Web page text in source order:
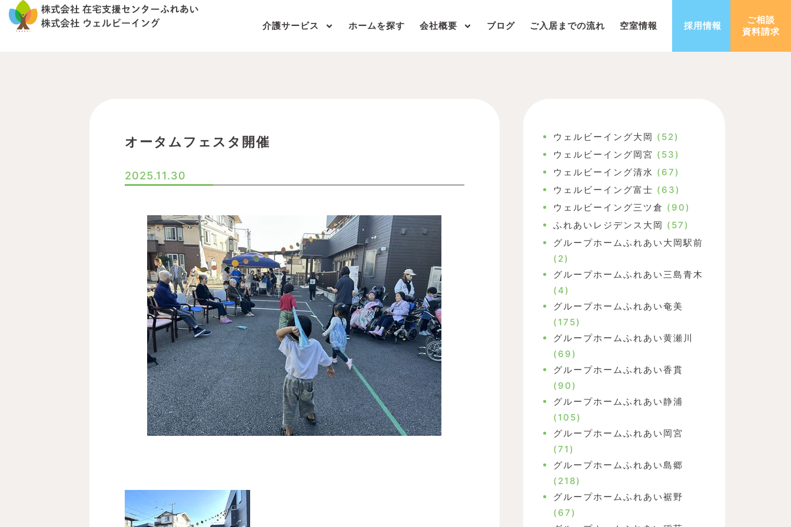
内
介護サービス ホームを探す 会社概要 ブログ ご入居までの流れ 空室情報 採用情報
ご相談
資料請求
オータムフェスタ開催
2025.11.30
ウェルビーイング大岡 (52)
ウェルビーイング岡宮 (53)
ウェルビーイング清水 (67)
ウェルビーイング富士 (63)
ウェルビーイング三ツ倉 (90)
ふれあいレジデンス大岡 (57)
グループホームふれあい大岡駅前
(2)
グループホームふれあい三島青木
(4)
グループホームふれあい奄美
(175)
グループホームふれあい黄瀬川
(69)
グループホームふれあい香貫
(90)
グループホームふれあい静浦
(105)
グループホームふれあい岡宮
(71)
グループホームふれあい島郷
(218)
グループホームふれあい裾野
(67)